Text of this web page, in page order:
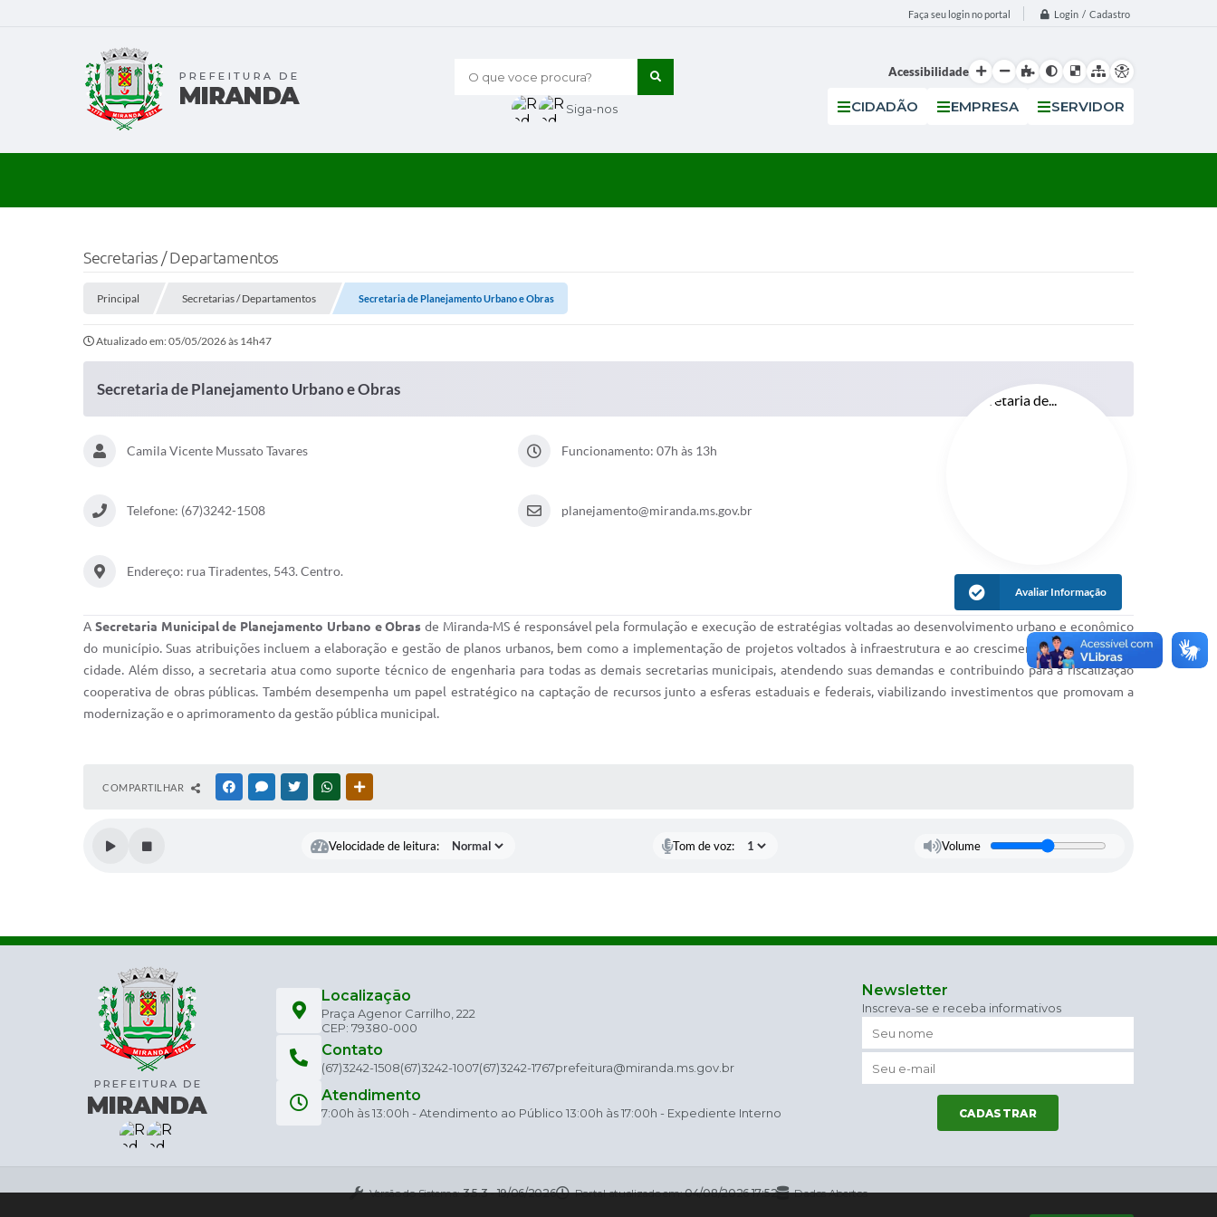
Faça seu login no portal Login / Cadastro
O que voce procura?
Siga-nos
Acessibilidade
CIDADÃO EMPRESA SERVIDOR
Secretarias / Departamentos
Principal Secretarias / Departamentos Secretaria de Planejamento Urbano e Obras
Atualizado em: 05/05/2026 às 14h47
Secretaria de Planejamento Urbano e Obras
Camila Vicente Mussato Tavares Funcionamento: 07h às 13h
Telefone: (67)3242-1508 planejamento@miranda.ms.gov.br
Endereço: rua Tiradentes, 543. Centro.
Avaliar Informação
A Secretaria Municipal de Planejamento Urbano e Obras de Miranda-MS é responsável pela formulação e execução de estratégias voltadas ao desenvolvimento urbano e econômico
do município. Suas atribuições incluem a elaboração e gestão de planos urbanos, bem como a implementação de projetos voltados à infraestrutura e ao crescimento sustentável da
cidade. Além disso, a secretaria atua como suporte técnico de engenharia para todas as demais secretarias municipais, atendendo suas demandas e contribuindo para a fiscalização
cooperativa de obras públicas. Também desempenha um papel estratégico na captação de recursos junto a esferas estaduais e federais, viabilizando investimentos que promovam a
modernização e o aprimoramento da gestão pública municipal.
COMPARTILHAR FACEBOOKMESSENGER
TWITTERWHATSAPP
Velocidade de leitura: Tom de voz: Volume
Localização
Praça Agenor Carrilho, 222
CEP: 79380-000
Contato
(67)3242-1508(67)3242-1007(67)3242-1767prefeitura@miranda.ms.gov.br
Atendimento
7:00h às 13:00h - Atendimento ao Público 13:00h às 17:00h - Expediente Interno
Newsletter
Inscreva-se e receba informativos
CADASTRAR
Versão do Sistema:3.5.3 - 19/06/2026 Portal atualizado em:04/08/2026 17:52 Dados Abertos